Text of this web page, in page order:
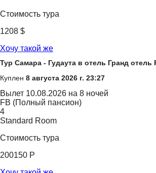
Стоимость тура
1208 $
Хочу такой же
Тур Самара - Гудаута в отель Гранд отель
Куплен 8 августа 2026 г. 23:27
Вылет 10.08.2026 на 8 ночей
FB (Полный пансион)
4
Standard Room
Стоимость тура
200150 Р